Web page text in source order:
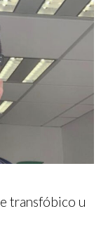
transfóbico u